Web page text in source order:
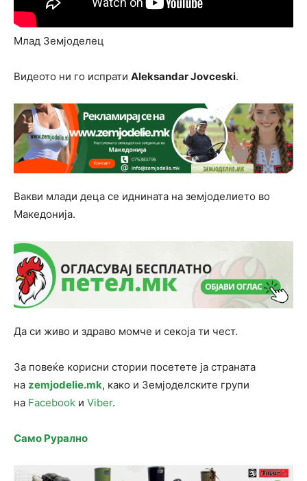
Млад Земјоделец
Видеото ни го испрати Aleksandar Jovceski.
Вакви млади деца се иднината на земјоделието во
Македонија.
Да си живо и здраво момче и секоја ти чест.
За повеќе корисни стории посетете ја страната
на zemjodelie.mk, како и Земјоделските групи
на Facebook и Viber.
Само Рурално